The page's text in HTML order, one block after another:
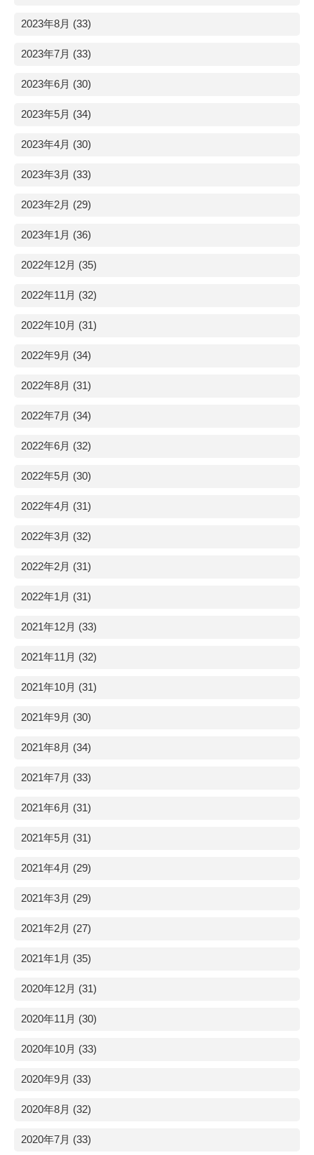
2023年8月 (33)
2023年7月 (33)
2023年6月 (30)
2023年5月 (34)
2023年4月 (30)
2023年3月 (33)
2023年2月 (29)
2023年1月 (36)
2022年12月 (35)
2022年11月 (32)
2022年10月 (31)
2022年9月 (34)
2022年8月 (31)
2022年7月 (34)
2022年6月 (32)
2022年5月 (30)
2022年4月 (31)
2022年3月 (32)
2022年2月 (31)
2022年1月 (31)
2021年12月 (33)
2021年11月 (32)
2021年10月 (31)
2021年9月 (30)
2021年8月 (34)
2021年7月 (33)
2021年6月 (31)
2021年5月 (31)
2021年4月 (29)
2021年3月 (29)
2021年2月 (27)
2021年1月 (35)
2020年12月 (31)
2020年11月 (30)
2020年10月 (33)
2020年9月 (33)
2020年8月 (32)
2020年7月 (33)